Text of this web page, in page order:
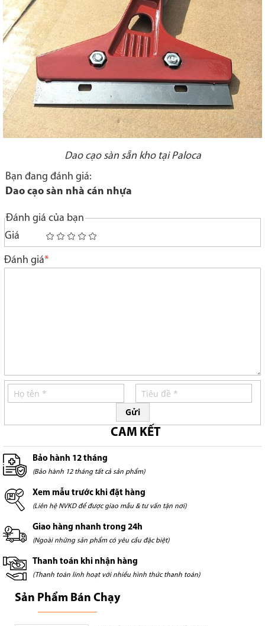
Dao cạo sàn sẵn kho tại Paloca
Bạn đang đánh giá:
Dao cạo sàn nhà cán nhựa
Đánh giá của bạn
Giá
1
star
2
stars
3
stars
4
stars
5
stars
Đánh giá
Gửi
CAM KẾT
Bảo hành 12 tháng
(Bảo hành 12 tháng tất cả sản phẩm)
Xem mẫu trước khi đặt hàng
(Liên hệ NVKD để được giao mẫu & tư vấn tận nơi)
Giao hàng nhanh trong 24h
(Ngoài những sản phẩm có yêu cầu đặc biệt)
Thanh toán khi nhận hàng
(Thanh toán linh hoạt với nhiều hình thức thanh toán)
Sản Phẩm Bán Chạy